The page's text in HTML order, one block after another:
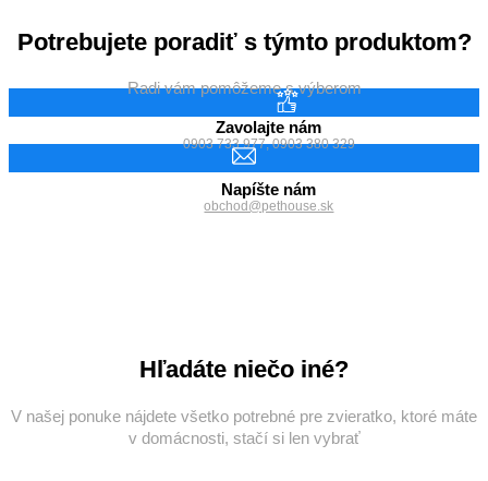
Potrebujete poradiť s týmto produktom?
Radi vám pomôžeme s výberom
Zavolajte nám
0903 733 977, 0903 380 329
Napíšte nám
obchod@pethouse.sk
Hľadáte niečo iné?
V našej ponuke nájdete všetko potrebné pre zvieratko, ktoré máte
v domácnosti, stačí si len vybrať